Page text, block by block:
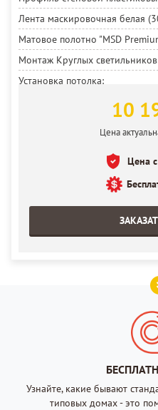
Лента маскировочная белая
Матовое полотно "MSD
Монтаж Круглых
Установка потолка:
10
Цена
Цена
Узнайте, какие бывают
типовых домах - это